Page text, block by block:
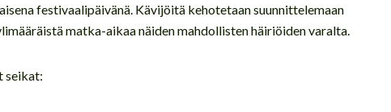
festivaalipäivänä. Kävijöitä kehotetaan suunnittelemaan
matka-aikaa näiden mahdollisten häiriöiden varalta.
seikat: